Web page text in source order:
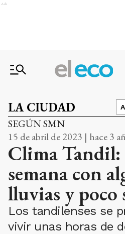
Ads
LA CIUDAD
SEGÚN SMN
15 de abril de 2023 | hace 3
Clima
semana con
lluvias y poco
Los tandilenses se
vivir unas horas de